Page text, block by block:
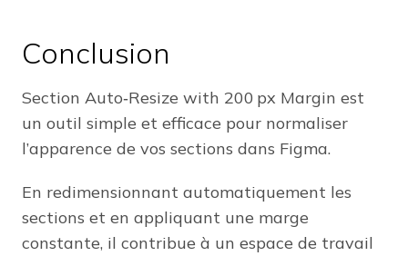
Conclusion
Section Auto‑Resize with 200 px Margin est
un outil simple et efficace pour normaliser
l’apparence de vos sections dans Figma.
En redimensionnant automatiquement les
sections et en appliquant une marge
constante, il contribue à un espace de travail